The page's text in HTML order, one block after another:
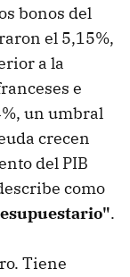
bonos del
el 5,15%,
a la
e
un umbral
crecen
del PIB
como
.
Tiene